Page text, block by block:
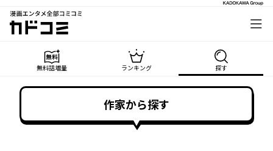
漫画エンタメ全部コミコミ
カドコミ
無料話増量 ランキング 探す
作家から探す